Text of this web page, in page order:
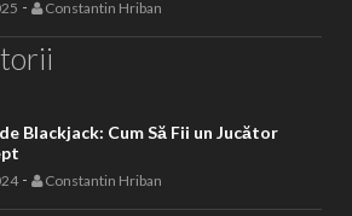
- Constantin Hriban
Blackjack: Cum Să Fii un Jucător
- Constantin Hriban